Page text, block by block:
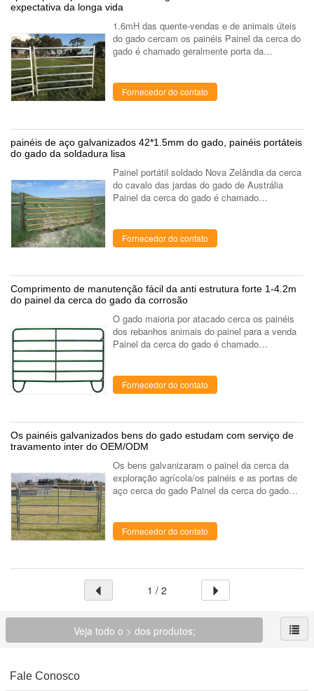
expectativa da longa vida
1.6mH das quente-vendas e de animais úteis
do gado cercam os painéis Painel da cerca do
gado é chamado geralmente porta da
etc. ...
Fornecedor do contato
painéis de aço galvanizados 42*1.5mm do gado, painéis portáteis
do gado da soldadura lisa
Painel portátil soldado Nova Zelândia da cerca
do cavalo das jardas do gado de Austrália
Painel da cerca do gado é chamado
almofadam, ...
Fornecedor do contato
Comprimento de manutenção fácil da anti estrutura forte 1-4.2m
do painel da cerca do gado da corrosão
O gado maioria por atacado cerca os painéis
dos rebanhos animais do painel para a venda
Painel da cerca do gado é chamado
almofadam, ...
Fornecedor do contato
Os painéis galvanizados bens do gado estudam com serviço de
travamento inter do OEM/ODM
Os bens galvanizaram o painel da cerca da
exploração agrícola/os painéis e as portas de
aço cerca do gado Painel da cerca do gado
Fornecedor do contato
1 / 2
Veja todo o > dos produtos;
Fale Conosco